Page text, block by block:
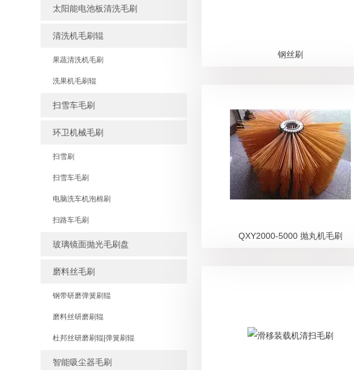
太阳能电池板清洗毛刷
清洗机毛刷辊
果蔬清洗机毛刷
洗果机毛刷辊
扫雪车毛刷
环卫机械毛刷
扫雪刷
扫雪车毛刷
电脑洗车机泡棉刷
扫路车毛刷
玻璃镜面抛光毛刷盘
磨料丝毛刷
钢带研磨弹簧刷辊
磨料丝研磨刷辊
杜邦丝研磨刷辊|弹簧刷辊
智能吸尘器毛刷
钢丝刷
QXY2000-5000 抛丸机毛刷